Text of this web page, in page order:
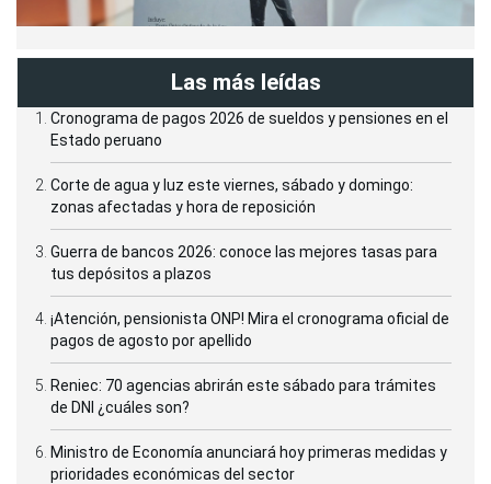
Las más leídas
Cronograma de pagos 2026 de sueldos y pensiones en el
Estado peruano
Corte de agua y luz este viernes, sábado y domingo:
zonas afectadas y hora de reposición
Guerra de bancos 2026: conoce las mejores tasas para
tus depósitos a plazos
¡Atención, pensionista ONP! Mira el cronograma oficial de
pagos de agosto por apellido
Reniec: 70 agencias abrirán este sábado para trámites
de DNI ¿cuáles son?
Ministro de Economía anunciará hoy primeras medidas y
prioridades económicas del sector